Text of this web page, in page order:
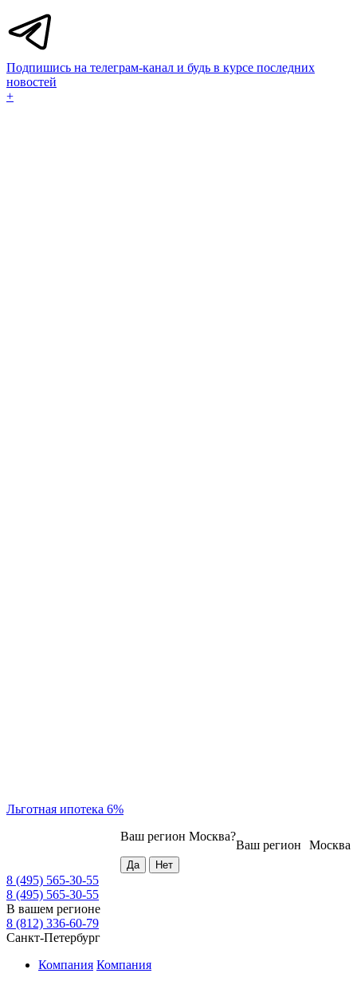
Подпишись на телеграм-канал и будь в курсе последних
новостей
+
Льготная ипотека 6%
Москва
Ваш регион
Ваш регион Москва?
8 (495) 565-30-55
8 (495) 565-30-55
В вашем регионе
8 (812) 336-60-79
Санкт-Петербург
Компания Компания